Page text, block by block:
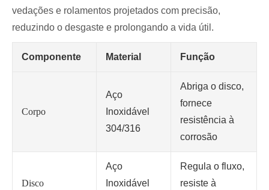
vedações e rolamentos projetados com precisão,
reduzindo o desgaste e prolongando a vida útil.
Componente Material Função
Corpo
Aço
Inoxidável
304/316
Abriga o disco,
fornece
resistência à
corrosão
Disco
Aço
Inoxidável
Regula o fluxo,
resiste à